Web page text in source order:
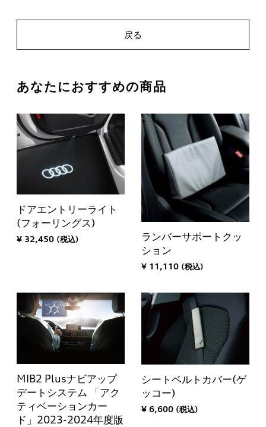
戻る
あなたにおすすめの商品
ドアエントリーライト
(フォーリングス)
¥ 32,450 (税込)
ランバーサポートクッ
ション
¥ 11,110 (税込)
MIB2 Plusナビアップ
デートシステム 「アク
ティベーションカー
ド」2023-2024年度版
シートベルトカバー(ゲ
ッコー)
¥ 6,600 (税込)